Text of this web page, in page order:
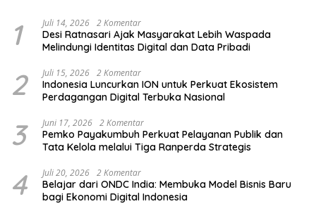
1 Juli 14, 2026 2 Komentar
Desi Ratnasari Ajak Masyarakat Lebih Waspada
Melindungi Identitas Digital dan Data Pribadi
2 Juli 15, 2026 2 Komentar
Indonesia Luncurkan ION untuk Perkuat Ekosistem
Perdagangan Digital Terbuka Nasional
3 Juni 17, 2026 2 Komentar
Pemko Payakumbuh Perkuat Pelayanan Publik dan
Tata Kelola melalui Tiga Ranperda Strategis
4 Juli 20, 2026 2 Komentar
Belajar dari ONDC India: Membuka Model Bisnis Baru
bagi Ekonomi Digital Indonesia